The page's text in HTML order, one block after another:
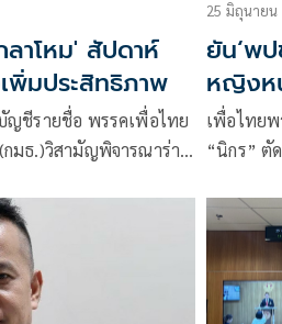
าโหม' สัปดาห์
มประสิทธิภาพ
ญชีรายชื่อ พรรคเพื่อไทย
มธ.)วิสามัญพิจารณาร่าง
รพิจารณาของกมธ.ฯ
25 มิถุนายน
ยัน‘พปชร
หญิงห
เพื่อไทย
“นิกร” ตั